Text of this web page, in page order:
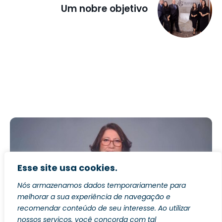
Esse site usa cookies.
Nós armazenamos dados temporariamente para
melhorar a sua experiência de navegação e
recomendar conteúdo de seu interesse. Ao utilizar
nossos serviços, você concorda com tal
refer toDearFlip WordPress
PRÓXIMA POSTAGEM
Um nobre objetivo